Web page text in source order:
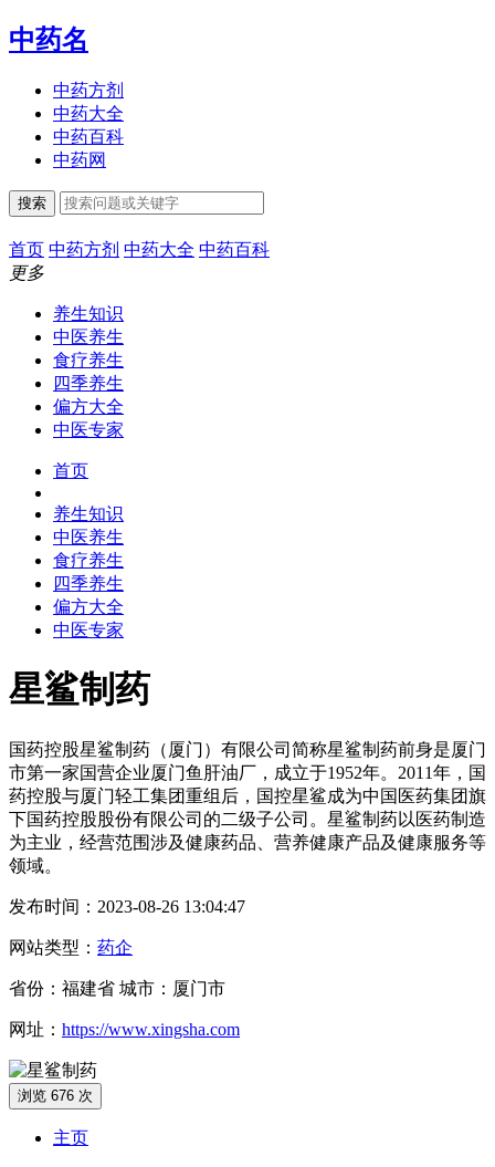
中药名
中药方剂
中药大全
中药百科
中药网
搜索
首页 中药方剂 中药大全 中药百科
更多
养生知识
中医养生
食疗养生
四季养生
偏方大全
中医专家
首页
养生知识
中医养生
食疗养生
四季养生
偏方大全
中医专家
星鲨制药
国药控股星鲨制药（厦门）有限公司简称星鲨制药前身是厦门
市第一家国营企业厦门鱼肝油厂，成立于1952年。2011年，国
药控股与厦门轻工集团重组后，国控星鲨成为中国医药集团旗
下国药控股股份有限公司的二级子公司。星鲨制药以医药制造
为主业，经营范围涉及健康药品、营养健康产品及健康服务等
领域。
发布时间：2023-08-26 13:04:47
网站类型： 药企
省份：福建省 城市：厦门市
网址： https://www.xingsha.com
浏览 676 次
主页